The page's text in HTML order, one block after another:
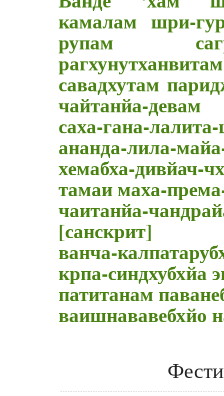
камалам шри-
рупам
савадхутам
чайтанйа-
саха-гана-
ананда-лила-
хемабха-дивйач-
тамаи маха-
чаитанйа-
[санскрит]
ванча-
крпа-синдхубхйа
патитанам
ваишнававебхйо